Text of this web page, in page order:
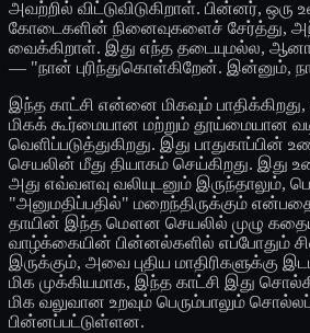
அவற்றில் விட்டுவிடுகிறாள். பின்னர், ஒரு
கோடைகளின் நினைவுகளைச் சேர்த்து,
வைக்கிறாள். இது எந்த தடையுமல்ல,
— "நான் புரிந்துகொள்கிறேன். இன்னும்,
இந்த காட்சி என்னை மிகவும்
மிகக் கூர்மையான மற்றும் தூய்மையான
வெளிப்படுத்துகிறது. இது பாதுகாப்பின்
செயலின் மீது தியாகம் செய்கிறது. இது
அது எவ்வளவு வலியுடனும் இருந்தாலும்,
"அனுமதிப்பதில்" மறைந்திருக்கும்
தாயின் இந்த மௌன செயலில் முழு
வாழ்க்கையின் பின்னல்களில் எப்போதும்
இருக்கும், அவை புதிய மாதிரிகளுக்கு
மிக முக்கியமாக, இந்த காட்சி இது
மிக வலுவான உறவும் பெரும்பாலும்
பின்னப்பட்டுள்ளன.